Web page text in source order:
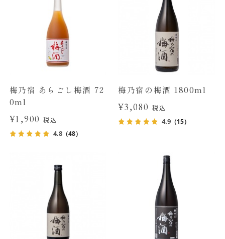
梅乃宿 あらごし梅酒 72
0ml
¥1,900税込
4.8（48）
梅乃宿の梅酒 1800ml
¥3,080 税込
4.9 （15）